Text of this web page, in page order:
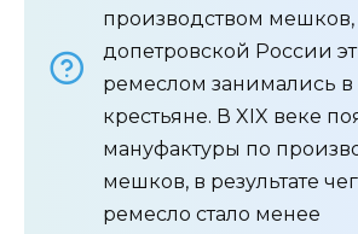
производством мешков,
допетровской России
ремеслом занимались в
крестьяне. В XIX веке
мануфактуры по
мешков, в результате
ремесло стало менее